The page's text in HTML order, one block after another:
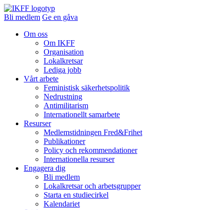
Bli medlem Ge en gåva
Om oss
Om IKFF
Organisation
Lokalkretsar
Lediga jobb
Vårt arbete
Feministisk säkerhetspolitik
Nedrustning
Antimilitarism
Internationellt samarbete
Resurser
Medlemstidningen Fred&Frihet
Publikationer
Policy och rekommendationer
Internationella resurser
Engagera dig
Bli medlem
Lokalkretsar och arbetsgrupper
Starta en studiecirkel
Kalendariet